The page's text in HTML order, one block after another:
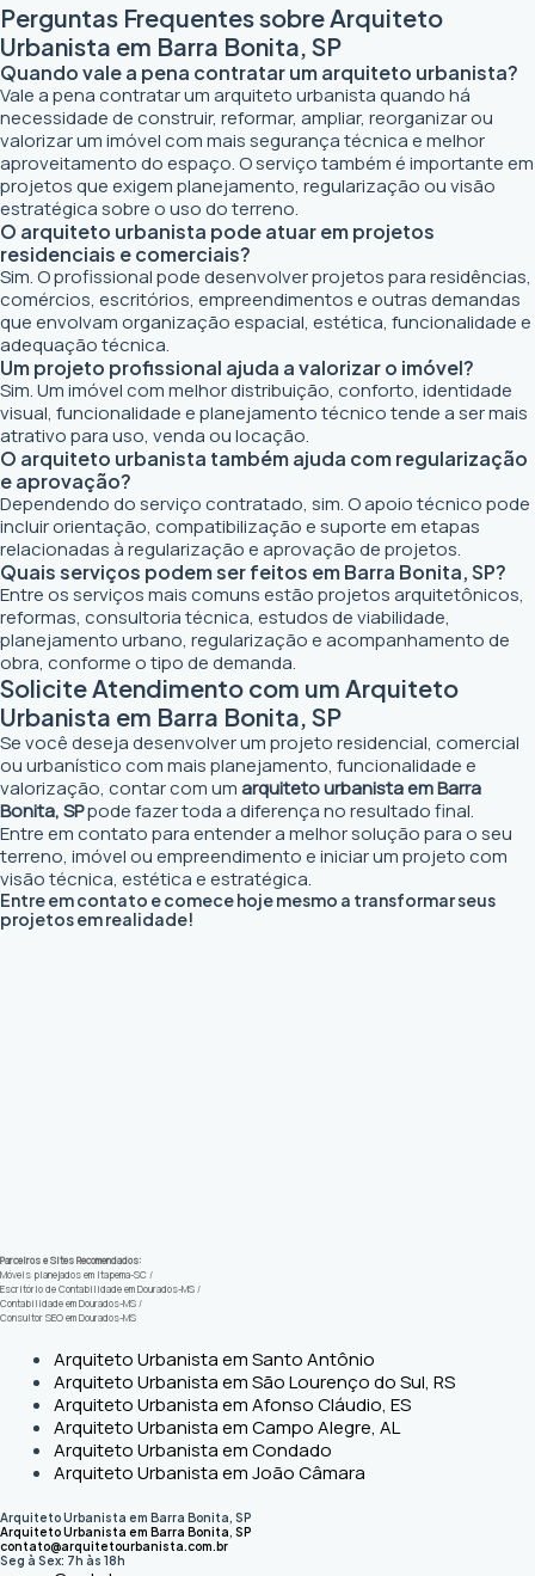
Perguntas Frequentes sobre Arquiteto
Urbanista em Barra Bonita, SP
Quando vale a pena contratar um arquiteto urbanista?
Vale a pena contratar um arquiteto urbanista quando há
necessidade de construir, reformar, ampliar, reorganizar ou
valorizar um imóvel com mais segurança técnica e melhor
aproveitamento do espaço. O serviço também é importante em
projetos que exigem planejamento, regularização ou visão
estratégica sobre o uso do terreno.
O arquiteto urbanista pode atuar em projetos
residenciais e comerciais?
Sim. O profissional pode desenvolver projetos para residências,
comércios, escritórios, empreendimentos e outras demandas
que envolvam organização espacial, estética, funcionalidade e
adequação técnica.
Um projeto profissional ajuda a valorizar o imóvel?
Sim. Um imóvel com melhor distribuição, conforto, identidade
visual, funcionalidade e planejamento técnico tende a ser mais
atrativo para uso, venda ou locação.
O arquiteto urbanista também ajuda com regularização
e aprovação?
Dependendo do serviço contratado, sim. O apoio técnico pode
incluir orientação, compatibilização e suporte em etapas
relacionadas à regularização e aprovação de projetos.
Quais serviços podem ser feitos em Barra Bonita, SP?
Entre os serviços mais comuns estão projetos arquitetônicos,
reformas, consultoria técnica, estudos de viabilidade,
planejamento urbano, regularização e acompanhamento de
obra, conforme o tipo de demanda.
Solicite Atendimento com um Arquiteto
Urbanista em Barra Bonita, SP
Se você deseja desenvolver um projeto residencial, comercial
ou urbanístico com mais planejamento, funcionalidade e
valorização, contar com umarquiteto urbanista em Barra
Bonita, SPpode fazer toda a diferença no resultado final.
Entre em contato para entender a melhor solução para o seu
terreno, imóvel ou empreendimento e iniciar um projeto com
visão técnica, estética e estratégica.
Entre em contato e comece hoje mesmo a transformar seus
projetos em realidade!
Parceiros e Sites Recomendados:
Móveis planejados em Itapema-SC /
Escritório de Contabilidade em Dourados-MS /
Contabilidade em Dourados-MS /
Consultor SEO em Dourados-MS
Arquiteto Urbanista em Santo Antônio
Arquiteto Urbanista em São Lourenço do Sul, RS
Arquiteto Urbanista em Afonso Cláudio, ES
Arquiteto Urbanista em Campo Alegre, AL
Arquiteto Urbanista em Condado
Arquiteto Urbanista em João Câmara
Arquiteto Urbanista em Barra Bonita, SP
Arquiteto Urbanista em Barra Bonita, SP
contato@arquitetourbanista.com.br
Seg à Sex: 7h às 18h